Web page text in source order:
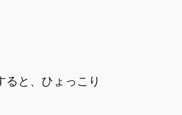
と、ひょっこり